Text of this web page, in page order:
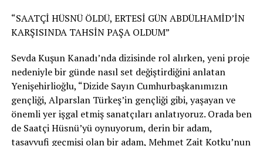
“SAATÇİ HÜSNÜ ÖLDÜ, ERTESİ GÜN ABDÜLHAMİD’İN
KARŞISINDA TAHSİN PAŞA OLDUM”
Sevda Kuşun Kanadı’nda dizisinde rol alırken, yeni proje
nedeniyle bir günde nasıl set değiştirdiğini anlatan
Yenişehirlioğlu, “Dizide Sayın Cumhurbaşkanımızın
gençliği, Alparslan Türkeş’in gençliği gibi, yaşayan ve
önemli yer işgal etmiş sanatçıları anlatıyoruz. Orada ben
de Saatçi Hüsnü’yü oynuyorum, derin bir adam,
tasavvufi geçmişi olan bir adam, Mehmet Zait Kotku’nun